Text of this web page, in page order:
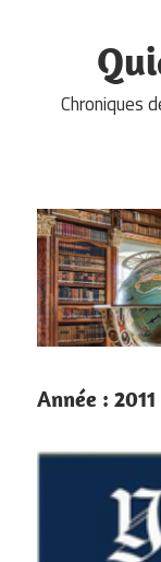
Chroniques
Année : 2011